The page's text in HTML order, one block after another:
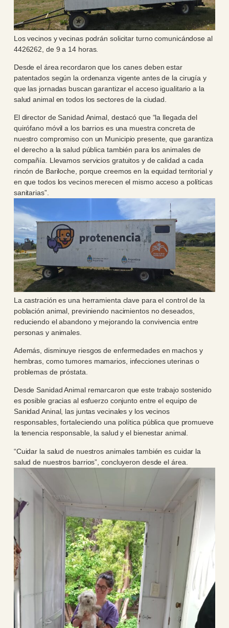
Los vecinos y vecinas podrán solicitar turno comunicándose al
4426262, de 9 a 14 horas.
Desde el área recordaron que los canes deben estar
patentados según la ordenanza vigente antes de la cirugía y
que las jornadas buscan garantizar el acceso igualitario a la
salud animal en todos los sectores de la ciudad.
El director de Sanidad Animal, destacó que “la llegada del
quirófano móvil a los barrios es una muestra concreta de
nuestro compromiso con un Municipio presente, que garantiza
el derecho a la salud pública también para los animales de
compañía. Llevamos servicios gratuitos y de calidad a cada
rincón de Bariloche, porque creemos en la equidad territorial y
en que todos los vecinos merecen el mismo acceso a políticas
sanitarias”.
La castración es una herramienta clave para el control de la
población animal, previniendo nacimientos no deseados,
reduciendo el abandono y mejorando la convivencia entre
personas y animales.
Además, disminuye riesgos de enfermedades en machos y
hembras, como tumores mamarios, infecciones uterinas o
problemas de próstata.
Desde Sanidad Animal remarcaron que este trabajo sostenido
es posible gracias al esfuerzo conjunto entre el equipo de
Sanidad Aninal, las juntas vecinales y los vecinos
responsables, fortaleciendo una política pública que promueve
la tenencia responsable, la salud y el bienestar animal.
“Cuidar la salud de nuestros animales también es cuidar la
salud de nuestros barrios”, concluyeron desde el área.